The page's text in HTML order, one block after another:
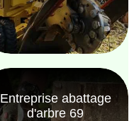
Entreprise abattage
d'arbre 69